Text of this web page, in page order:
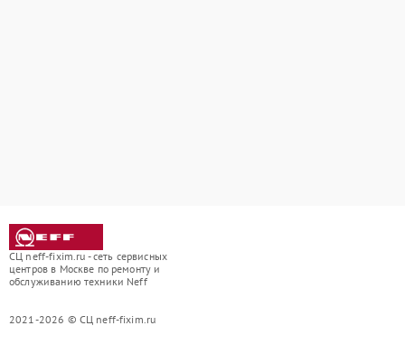
СЦ neff-fixim.ru - сеть сервисных
центров в Москве по ремонту и
обслуживанию техники Neff
2021-2026 © СЦ neff-fixim.ru